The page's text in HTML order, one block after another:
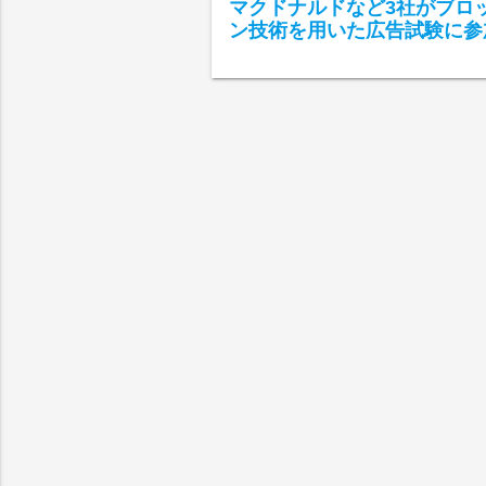
マクドナルドなど3社がブロ
ン技術を用いた広告試験に参